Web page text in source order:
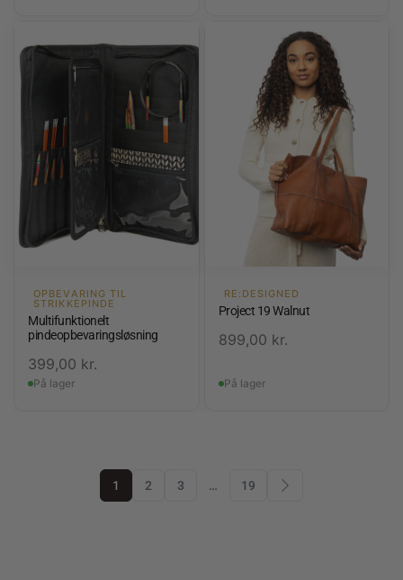
OPBEVARING TIL
STRIKKEPINDE
Multifunktionelt
pindeopbevaringsløsning
399,00 kr.
På lager
RE:DESIGNED
Project 19 Walnut
899,00 kr.
På lager
1 2 3 … 19